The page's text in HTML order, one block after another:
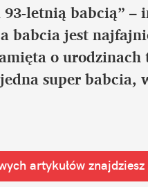
letnią babcią”
babcia jest
o
super
artykułów znajdziesz